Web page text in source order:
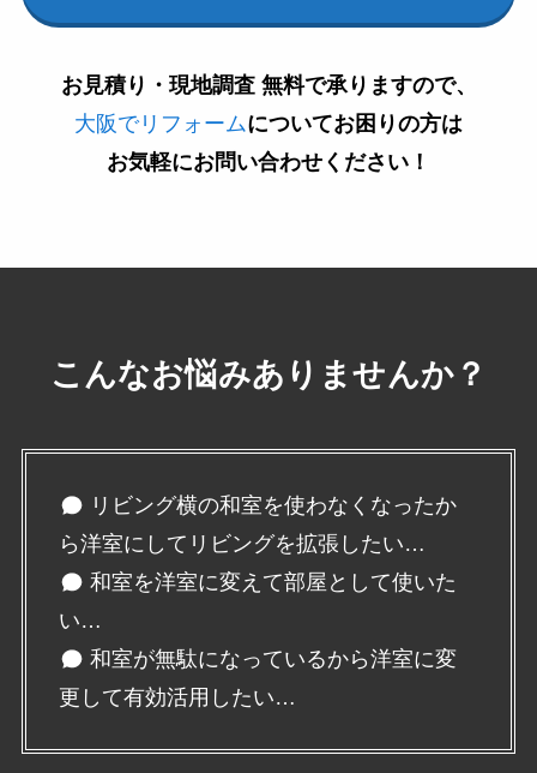
お見積り・現地調査 無料で承りますので、
大阪でリフォームについてお困りの方は
お気軽にお問い合わせください！
こんなお悩みありませんか？
リビング横の和室を使わなくなったか
ら洋室にしてリビングを拡張したい…
和室を洋室に変えて部屋として使いた
い…
和室が無駄になっているから洋室に変
更して有効活用したい…